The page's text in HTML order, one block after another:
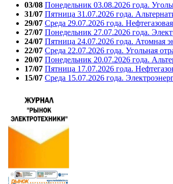
03/08 Понедельник 03.08.2026 года.
31/07 Пятница 31.07.2026 года.
29/07 Среда 29.07.2026 года.
27/07 Понедельник 27.07.2026 года.
24/07 Пятница 24.07.2026 года. Атомная
22/07 Среда 22.07.2026 года. Угольная
20/07 Понедельник 20.07.2026 года.
17/07 Пятница 17.07.2026 года.
15/07 Среда 15.07.2026 года.